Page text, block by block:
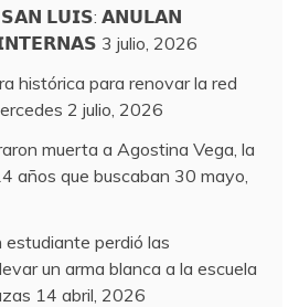
𝗟𝗨𝗜𝗦: 𝗔𝗡𝗨𝗟𝗔𝗡
3 julio, 2026
histórica para renovar la red
2 julio, 2026
muerta a Agostina Vega, la
años que buscaban 30 mayo,
estudiante perdió las
un arma blanca a la escuela
14 abril, 2026